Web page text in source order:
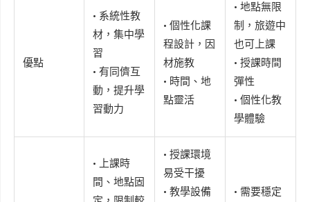
優點
• 系統性教
材，集中學
習
• 有同儕互
動，提升學
習動力
• 個性化課
程設計，因
材施教
• 時間、地
點靈活
• 地點無限
制，旅遊中
也可上課
• 授課時間
彈性
• 個性化教
學體驗
• 上課時
間、地點固
• 授課環境
易受干擾
• 教學設備
• 需要穩定